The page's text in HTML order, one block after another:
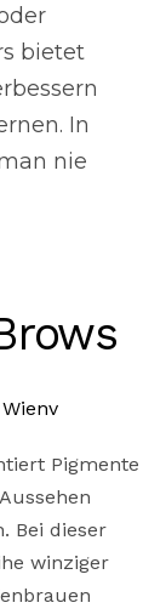
bietet
In
nie
Pigmente
Bei dieser
winziger